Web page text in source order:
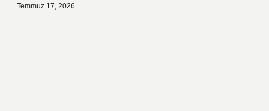
Temmuz 17, 2026